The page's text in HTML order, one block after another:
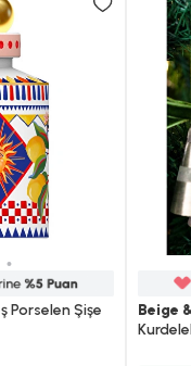
Porselen Şişe
Beige